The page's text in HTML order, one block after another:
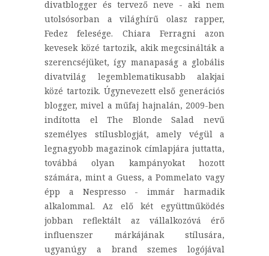
divatblogger és tervező neve - aki nem
utolsósorban a világhírű olasz rapper,
Fedez felesége. Chiara Ferragni azon
kevesek közé tartozik, akik megcsinálták a
szerencséjüket, így manapaság a globális
divatvilág legemblematikusabb alakjai
közé tartozik. Úgynevezett első generációs
blogger, mivel a műfaj hajnalán, 2009-ben
indította el The Blonde Salad nevű
személyes stílusblogját, amely végül a
legnagyobb magazinok címlapjára juttatta,
továbbá olyan kampányokat hozott
számára, mint a Guess, a Pommelato vagy
épp a Nespresso - immár harmadik
alkalommal. Az elő két együttműködés
jobban reflektált az vállalkozóvá érő
influenszer márkájának stílusára,
ugyanúgy a brand szemes logójával